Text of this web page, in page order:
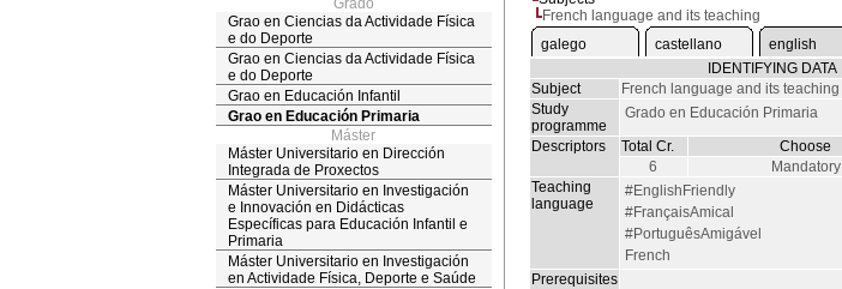
Grado
Grao en Ciencias da Actividade Física
e do Deporte
Grao en Ciencias da Actividade Física
e do Deporte
Grao en Educación Infantil
Grao en Educación Primaria
Máster
Máster Universitario en Dirección
Integrada de Proxectos
Máster Universitario en Investigación
e Innovación en Didácticas
Específicas para Educación Infantil e
Primaria
Máster Universitario en Investigación
en Actividade Física, Deporte e Saúde
French language and its teaching
galego
castellano
english
IDENTIFYING DATA
Subject
French language and its teaching
Study
programme
Grado en Educación Primaria
Descriptors
Total Cr. Choose
6
Mandatory
Teaching
language
#EnglishFriendly
#FrançaisAmical
#PortuguêsAmigável
French
Prerequisites